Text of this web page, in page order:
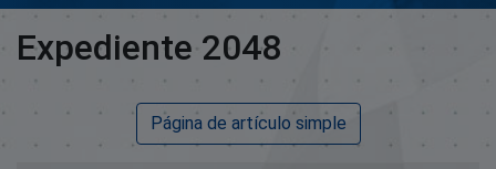
Nosotros
Expediente 2048
Página de artículo simple